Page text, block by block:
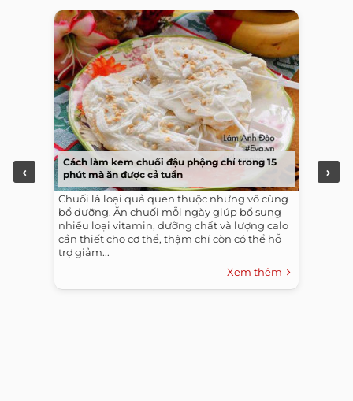
Cách làm kem chuối đậu phộng chỉ trong 15
phút mà ăn được cả tuần
Chuối là loại quả quen thuộc nhưng vô cùng
bổ dưỡng. Ăn chuối mỗi ngày giúp bổ sung
nhiều loại vitamin, dưỡng chất và lượng calo
cần thiết cho cơ thể, thậm chí còn có thể hỗ
trợ giảm...
Xem thêm